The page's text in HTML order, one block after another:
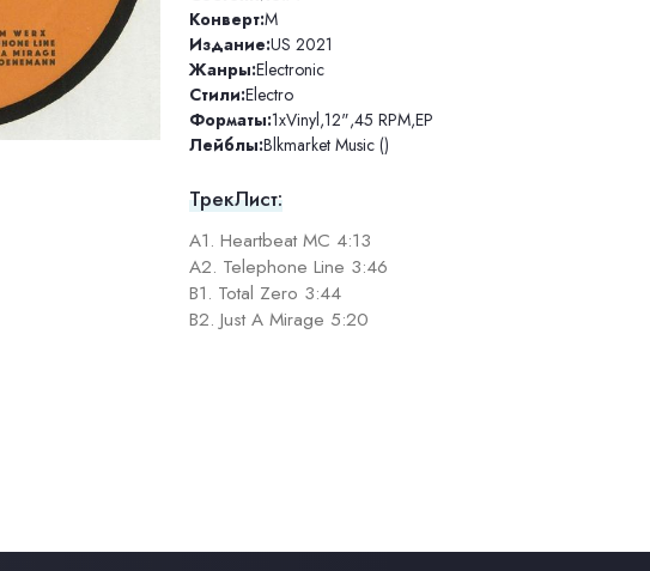
Конверт:M
Издание:US 2021
Жанры:Electronic
Стили:Electro
Форматы:1xVinyl,12",45 RPM,EP
Лейблы:Blkmarket Music ()
ТрекЛист:
A1. Heartbeat MC 4:13
A2. Telephone Line 3:46
B1. Total Zero 3:44
B2. Just A Mirage 5:20